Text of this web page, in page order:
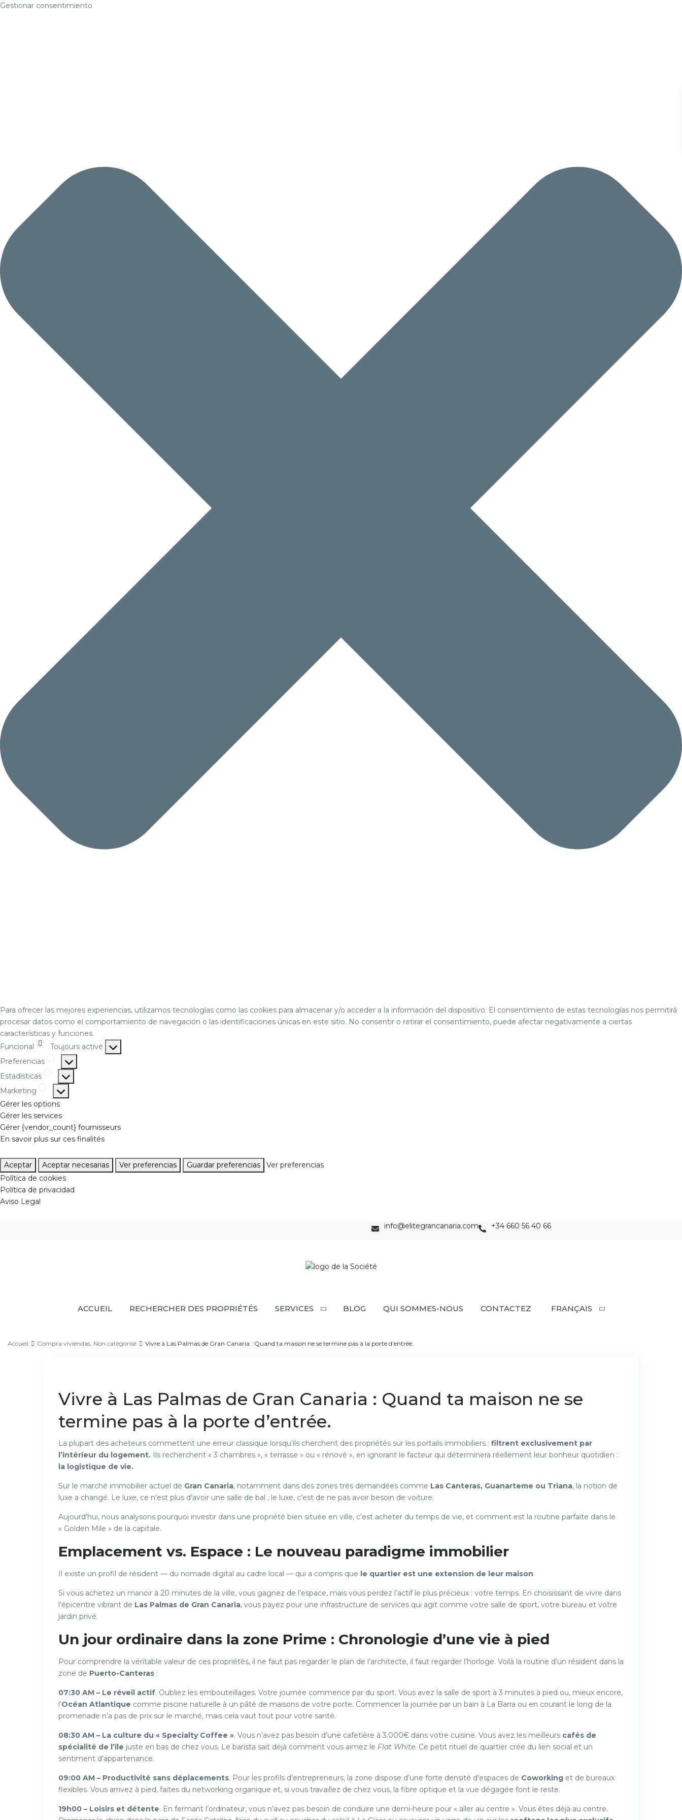
Gestionar consentimiento
Para ofrecer las mejores experiencias, utilizamos tecnologías como las cookies para almacenar y/o acceder a la información del dispositivo. El consentimiento de estas tecnologías nos permitirá
procesar datos como el comportamiento de navegación o las identificaciones únicas en este sitio. No consentir o retirar el consentimiento, puede afectar negativamente a ciertas
características y funciones.
Funcional
Toujours activé
Preferencias
Estadísticas
Marketing
Gérer les options
Gérer les services
Gérer {vendor_count} fournisseurs
En savoir plus sur ces finalités
Aceptar Aceptar necesarias Ver preferencias Guardar preferencias
Ver preferencias
Política de cookies
Política de privacidad
Aviso Legal
info@elitegrancanaria.com +34 660 56 40 66
ACCUEIL RECHERCHER DES PROPRIÉTÉS SERVICES BLOG QUI SOMMES-NOUS CONTACTEZ FRANÇAIS
Accueil Compra viviendas Non catégorisé Vivre à Las Palmas de Gran Canaria : Quand ta maison ne se termine pas à la porte d’entrée.
Vivre à Las Palmas de Gran Canaria : Quand ta maison ne se
termine pas à la porte d’entrée.
La plupart des acheteurs commettent une erreur classique lorsqu’ils cherchent des propriétés sur les portails immobiliers : filtrent exclusivement par
l’intérieur du logement. Ils recherchent « 3 chambres », « terrasse » ou « rénové », en ignorant le facteur qui déterminera réellement leur bonheur quotidien :
la logistique de vie.
Sur le marché immobilier actuel de Gran Canaria, notamment dans des zones très demandées comme Las Canteras, Guanarteme ou Triana, la notion de
luxe a changé. Le luxe, ce n’est plus d’avoir une salle de bal ; le luxe, c’est de ne pas avoir besoin de voiture.
Aujourd’hui, nous analysons pourquoi investir dans une propriété bien située en ville, c’est acheter du temps de vie, et comment est la routine parfaite dans le
« Golden Mile » de la capitale.
Emplacement vs. Espace : Le nouveau paradigme immobilier
Il existe un profil de résident — du nomade digital au cadre local — qui a compris que le quartier est une extension de leur maison.
Si vous achetez un manoir à 20 minutes de la ville, vous gagnez de l’espace, mais vous perdez l’actif le plus précieux : votre temps. En choisissant de vivre dans
l’épicentre vibrant de Las Palmas de Gran Canaria, vous payez pour une infrastructure de services qui agit comme votre salle de sport, votre bureau et votre
jardin privé.
Un jour ordinaire dans la zone Prime : Chronologie d’une vie à pied
Pour comprendre la véritable valeur de ces propriétés, il ne faut pas regarder le plan de l’architecte, il faut regarder l’horloge. Voilà la routine d’un résident dans la
zone de Puerto-Canteras :
07:30 AM – Le réveil actif. Oubliez les embouteillages. Votre journée commence par du sport. Vous avez la salle de sport à 3 minutes à pied ou, mieux encore,
l’Océan Atlantique comme piscine naturelle à un pâté de maisons de votre porte. Commencer la journée par un bain à La Barra ou en courant le long de la
promenade n’a pas de prix sur le marché, mais cela vaut tout pour votre santé.
08:30 AM – La culture du « Specialty Coffee ». Vous n’avez pas besoin d’une cafetière à 3.000€ dans votre cuisine. Vous avez les meilleurs cafés de
spécialité de l’île juste en bas de chez vous. Le barista sait déjà comment vous aimez le Flat White. Ce petit rituel de quartier crée du lien social et un
sentiment d’appartenance.
09:00 AM – Productivité sans déplacements. Pour les profils d’entrepreneurs, la zone dispose d’une forte densité d’espaces de Coworking et de bureaux
flexibles. Vous arrivez à pied, faites du networking organique et, si vous travaillez de chez vous, la fibre optique et la vue dégagée font le reste.
19h00 – Loisirs et détente. En fermant l’ordinateur, vous n’avez pas besoin de conduire une demi-heure pour « aller au centre ». Vous êtes déjà au centre.